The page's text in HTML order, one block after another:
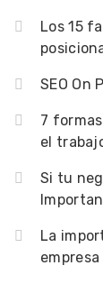
Los 15
SEO On
7
el
Si tu
La
empresa